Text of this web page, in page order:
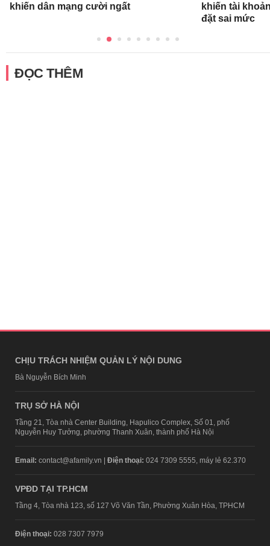
khiến dân mạng cười ngất
khiến tài
đặt sai mức
ĐỌC THÊM
CHỊU TRÁCH NHIỆM QUẢN LÝ NỘI DUNG
Bà Nguyễn Bích Minh
TRỤ SỞ HÀ NỘI
Tầng 21, Tòa nhà Center Building, Hapulico Complex, Số 01, phố
Nguyễn Huy Tưởng, phường Thanh Xuân, thành phố Hà Nội
Email: contact@afamily.vn | Điện thoại: 024 7309 5555, máy lẻ 62.370
VPĐD TẠI TP.HCM
Tầng 4, Tòa nhà 123, số 127 Võ Văn Tần, Phường Xuân Hòa, TPHCM
Điện thoại: 028 7307 7979